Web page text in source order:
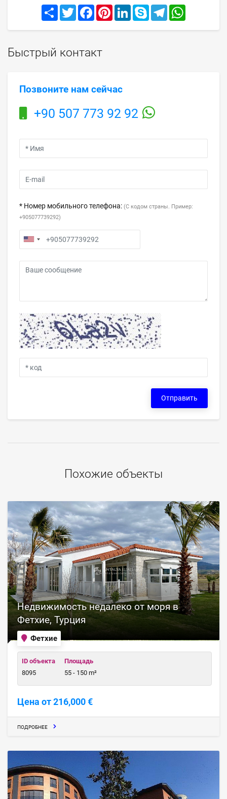
Share TwitterFacebookPinterestLinkedInSkype Telegram
Быстрый контакт
Позвоните нам сейчас
+90 507 773 92 92
* Номер мобильного телефона: (С кодом страны. Пример:
+905077739292)
Отправить
Похожие объекты
Фетхие
Недвижимость недалеко от моря в
Фетхие, Турция
ID объекта
8095
Площадь
55 - 150 m²
Цена от 216,000 €
ПОДРОБНЕЕ